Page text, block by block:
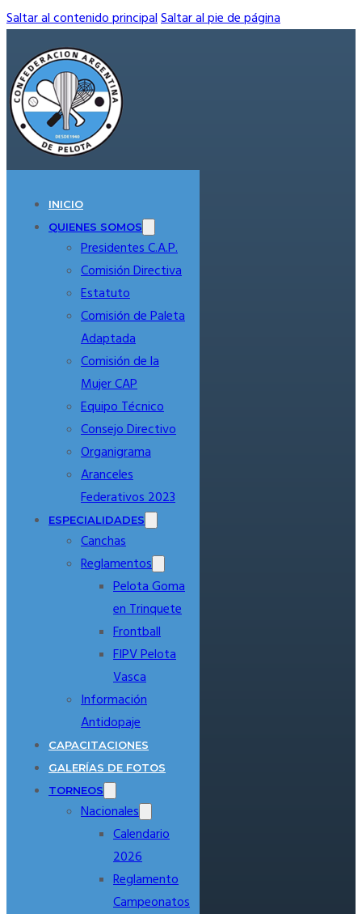
Saltar al contenido principal Saltar al pie de página
INICIO
QUIENES SOMOS
Presidentes C.A.P.
Comisión Directiva
Estatuto
Comisión de Paleta
Adaptada
Comisión de la
Mujer CAP
Equipo Técnico
Consejo Directivo
Organigrama
Aranceles
Federativos 2023
ESPECIALIDADES
Canchas
Reglamentos
Pelota Goma
en Trinquete
Frontball
FIPV Pelota
Vasca
Información
Antidopaje
CAPACITACIONES
GALERÍAS DE FOTOS
TORNEOS
Nacionales
Calendario
2026
Reglamento
Campeonatos